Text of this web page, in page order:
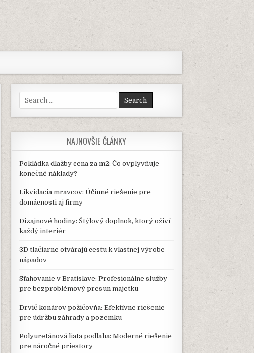
Search
for:
NAJNOVŠIE ČLÁNKY
Pokládka dlažby cena za m2: Čo ovplyvňuje
konečné náklady?
Likvidacia mravcov: Účinné riešenie pre
domácnosti aj firmy
Dizajnové hodiny: Štýlový doplnok, ktorý oživí
každý interiér
3D tlačiarne otvárajú cestu k vlastnej výrobe
nápadov
Sťahovanie v Bratislave: Profesionálne služby
pre bezproblémový presun majetku
Drvič konárov požičovňa: Efektívne riešenie
pre údržbu záhrady a pozemku
Polyuretánová liata podlaha: Moderné riešenie
pre náročné priestory